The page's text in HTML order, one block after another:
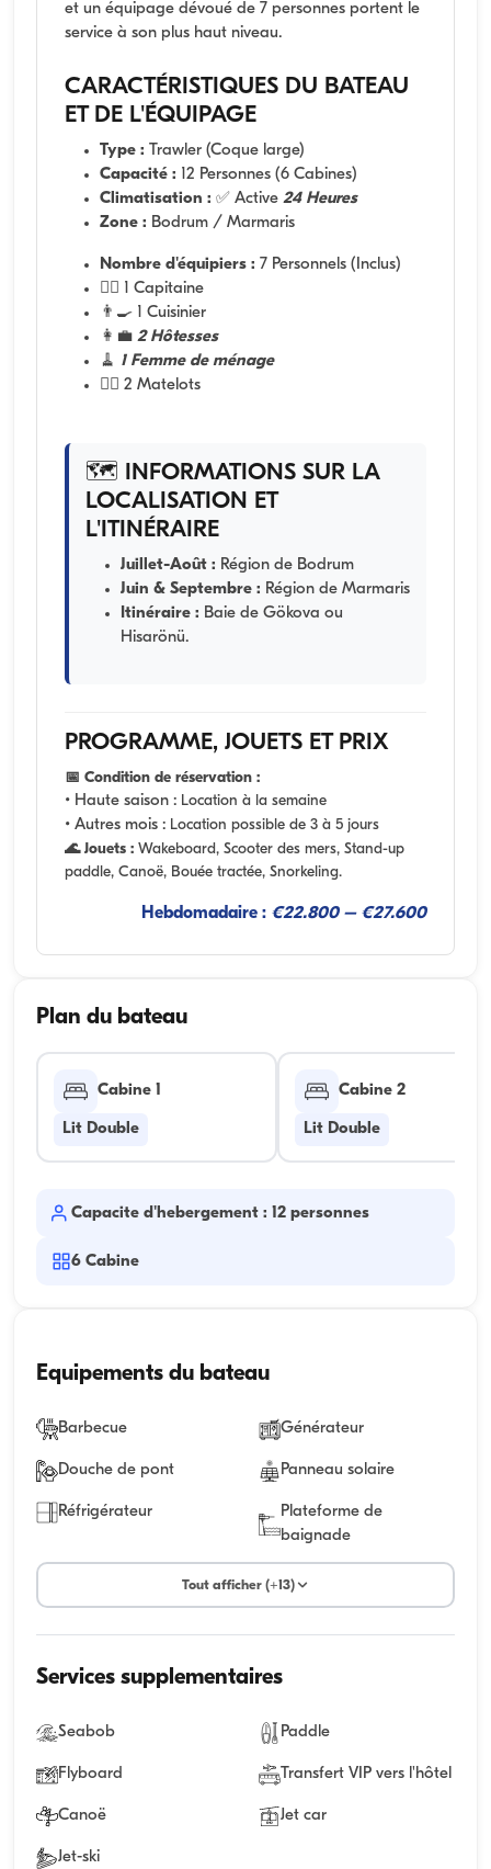
et un équipage dévoué de 7 personnes portent le
service à son plus haut niveau.
CARACTÉRISTIQUES DU BATEAU
ET DE L'ÉQUIPAGE
Type : Trawler (Coque large)
Capacité : 12 Personnes (6 Cabines)
Climatisation : ✅ Active 24 Heures
Zone : Bodrum / Marmaris
Nombre d'équipiers : 7 Personnels (Inclus)
👨‍✈️ 1 Capitaine
👨‍🍳 1 Cuisinier
👩‍💼 2 Hôtesses
🧹 1 Femme de ménage
🧑‍✈️ 2 Matelots
🗺️ INFORMATIONS SUR LA
LOCALISATION ET
L'ITINÉRAIRE
Juillet-Août : Région de Bodrum
Juin & Septembre : Région de Marmaris
Itinéraire : Baie de Gökova ou
Hisarönü.
PROGRAMME, JOUETS ET PRIX
📅 Condition de réservation :
• Haute saison : Location à la semaine
• Autres mois : Location possible de 3 à 5 jours
🌊 Jouets : Wakeboard, Scooter des mers, Stand-up
paddle, Canoë, Bouée tractée, Snorkeling.
Hebdomadaire : €22.800 – €27.600
Plan du bateau
Cabine 1
Lit Double
Cabine 2
Lit Double
Capacite d'hebergement : 12 personnes
6 Cabine
Equipements du bateau
Barbecue Générateur
Douche de pont Panneau solaire
Réfrigérateur
Plateforme de
baignade
Tout afficher (+13)
Services supplementaires
Seabob Paddle
Flyboard Transfert VIP vers l'hôtel
Canoë Jet car
Jet-ski